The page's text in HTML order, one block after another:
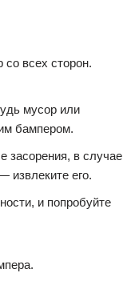
всех сторон.
мусор или
бампером.
засорения, в случае
извлеките его.
и попробуйте